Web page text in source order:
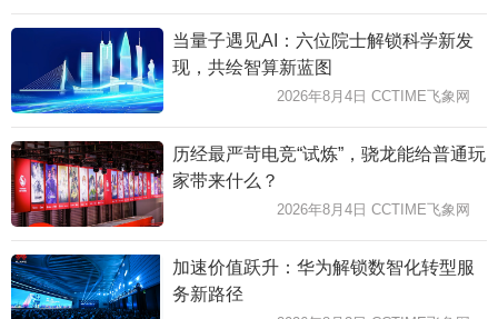
当量子遇见AI：六位院士解锁科学新发
现，共绘智算新蓝图
2026年8月4日 CCTIME飞象网
历经最严苛电竞“试炼”，骁龙能给普通玩
家带来什么？
2026年8月4日 CCTIME飞象网
加速价值跃升：华为解锁数智化转型服
务新路径